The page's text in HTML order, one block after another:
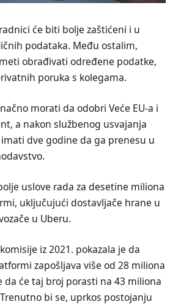
će biti bolje zaštićeni i u
podataka. Među ostalim,
obrađivati određene podatke,
poruka s kolegama.
morati da odobri Veće EU-a i
a nakon službenog usvajanja
dve godine da ga prenesu u
uslove rada za desetine miliona
uključujući dostavljače hrane u
u Uberu.
iz 2021. pokazala je da
zapošljava više od 28 miliona
da će taj broj porasti na 43 miliona
bi se, uprkos postojanju